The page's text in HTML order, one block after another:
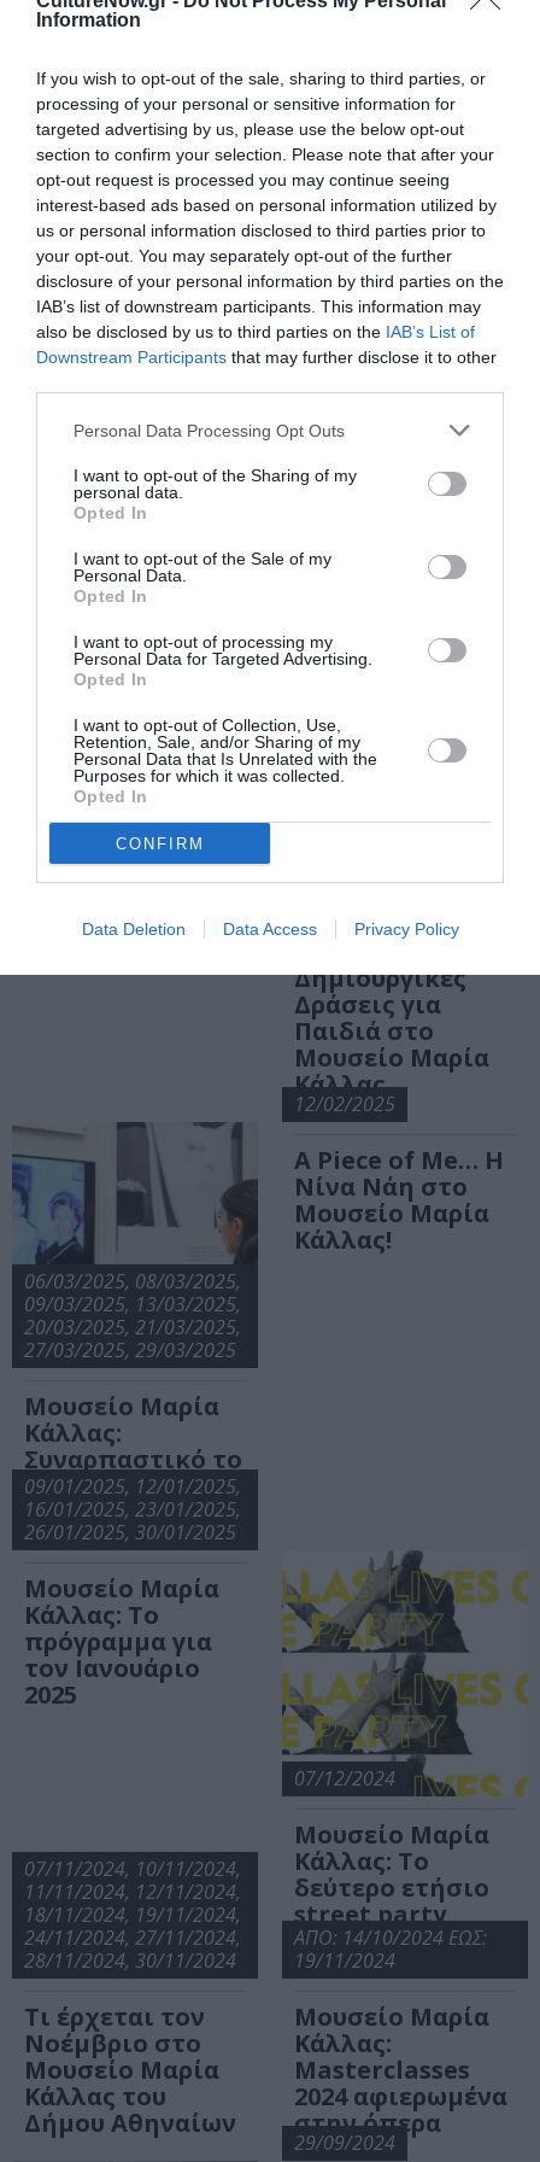
Information
If you wish to opt-out of the sale, sharing to third parties, or
processing of your personal or sensitive information for
targeted advertising by us, please use the below opt-out
section to confirm your selection. Please note that after your
opt-out request is processed you may continue seeing
interest-based ads based on personal information utilized by
us or personal information disclosed to third parties prior to
your opt-out. You may separately opt-out of the further
disclosure of your personal information by third parties on the
IAB’s list of downstream participants. This information may
also be disclosed by us to third parties on the IAB’s List of
Downstream Participants that may further disclose it to other
Personal Data Processing Opt Outs
I want to opt-out of the Sharing of my
personal data.
Opted In
I want to opt-out of the Sale of my
Personal Data.
Opted In
I want to opt-out of processing my
Personal Data for Targeted Advertising.
Opted In
I want to opt-out of Collection, Use,
Retention, Sale, and/or Sharing of my
Personal Data that Is Unrelated with the
Purposes for which it was collected.
Opted In
CONFIRM
Data Deletion Data Access Privacy Policy
Summer Camp
του Μουσείου
Μαρία Κάλλας
είναι γεγονός!
Γιορτή Μουσικής
με την Camerata
Junior στο
Μουσείο Μαρία
Κάλλας
11/05/2025, 13/05/2025,
16/05/2025, 17/05/2025,
18/05/2025, 23/05/2025,
25/05/2025, 26/05/2025,
27/05/2025, 30/05/2025,
31/05/2025
Τι έρχεται τον
Μάιο 2025
στο Μουσείο
Μαρία Κάλλας
13/05/2025
Ανατολικές
κουαρτέτο
εγχόρδων της
11/04/2025, 10/04/2025,
15/04/2025, 16/04/2025,
25/04/2025, 26/04/2025
Απρίλιο 2025
στο Μουσείο
Μαρία Κάλλας
Δημιουργικές
Δράσεις για
Παιδιά στο
Μουσείο Μαρία
Κάλλας
06/03/2025, 08/03/2025,
09/03/2025, 13/03/2025,
20/03/2025, 21/03/2025,
27/03/2025, 29/03/2025
Μουσείο Μαρία
Κάλλας:
Συναρπαστικό το
πρόγραμμα για
Μάρτιο 2025
12/02/2025
A Piece of Me… Η
Νίνα Νάη στο
Μουσείο Μαρία
Κάλλας!
09/01/2025, 12/01/2025,
16/01/2025, 23/01/2025,
26/01/2025, 30/01/2025
Μουσείο Μαρία
Κάλλας: Το
πρόγραμμα για
τον Ιανουάριο
2025
07/12/2024
Μουσείο Μαρία
Κάλλας: Το
δεύτερο ετήσιο
street party
είναι γεγονός!
07/11/2024, 10/11/2024,
11/11/2024, 12/11/2024,
18/11/2024, 19/11/2024,
24/11/2024, 27/11/2024,
28/11/2024, 30/11/2024
Τι έρχεται τον
Νοέμβριο στο
Μουσείο Μαρία
Κάλλας του
Δήμου Αθηναίων
ΑΠΟ: 14/10/2024 ΕΩΣ:
19/11/2024
Μουσείο Μαρία
Κάλλας:
Masterclasses
2024 αφιερωμένα
στην όπερα
29/09/2024